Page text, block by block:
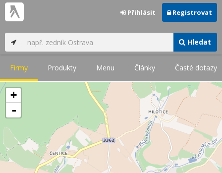
Hledat
Přihlásit Registrovat
Firmy Produkty Menu Články Časté dotazy
+
-